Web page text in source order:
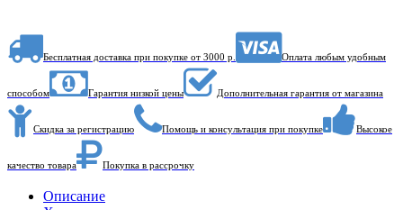
Бесплатная доставка при покупке от 3000 р. Оплата любым удобным
способом Гарантия низкой цены Дополнительная гарантия от магазина
Скидка за регистрацию Помощь и консультация при покупке Высокое
качество товара Покупка в рассрочку
Описание